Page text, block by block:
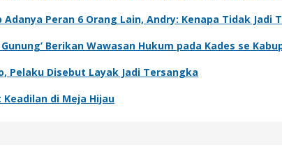
Peran 6 Orang Lain, Andry: Kenapa Tidak Jadi
Berikan Wawasan Hukum pada Kades se
Pelaku Disebut Layak Jadi Tersangka
di Meja Hijau